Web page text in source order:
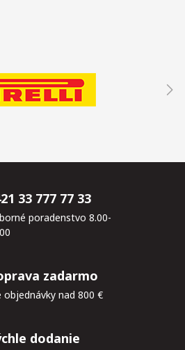
33 777 77 33
poradenstvo 8.00-
zadarmo
objednávky nad 800 €
dodanie